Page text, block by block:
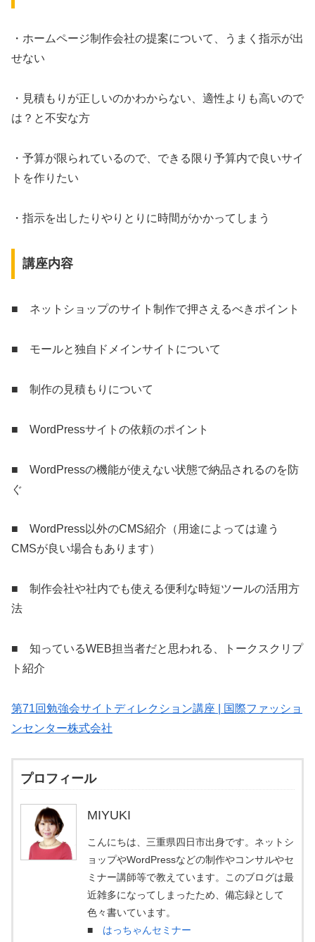
・ホームページ制作会社の提案について、うまく指示が出
せない
・見積もりが正しいのかわからない、適性よりも高いので
は？と不安な方
・予算が限られているので、できる限り予算内で良いサイ
トを作りたい
・指示を出したりやりとりに時間がかかってしまう
講座内容
■ ネットショップのサイト制作で押さえるべきポイント
■ モールと独自ドメインサイトについて
■ 制作の見積もりについて
■ WordPressサイトの依頼のポイント
■ WordPressの機能が使えない状態で納品されるのを防
ぐ
■ WordPress以外のCMS紹介（用途によっては違う
CMSが良い場合もあります）
■ 制作会社や社内でも使える便利な時短ツールの活用方
法
■ 知っているWEB担当者だと思われる、トークスクリプ
ト紹介
第71回勉強会サイトディレクション講座 | 国際ファッショ
ンセンター株式会社
プロフィール
MIYUKI
こんにちは、三重県四日市出身です。ネットシ
ョップやWordPressなどの制作やコンサルやセ
ミナー講師等で教えています。このブログは最
近雑多になってしまったため、備忘録として
色々書いています。
■ はっちゃんセミナー